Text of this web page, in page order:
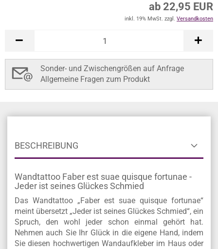
ab 22,95 EUR
inkl. 19% MwSt. zzgl. Versandkosten
Sonder- und Zwischengrößen auf Anfrage
Allgemeine Fragen zum Produkt
BESCHREIBUNG
Wandtattoo Faber est suae quisque fortunae -
Jeder ist seines Glückes Schmied
Das Wandtattoo „Faber est suae quisque fortunae“
meint übersetzt „Jeder ist seines Glückes Schmied“, ein
Spruch, den wohl jeder schon einmal gehört hat.
Nehmen auch Sie Ihr Glück in die eigene Hand, indem
Sie diesen hochwertigen Wandaufkleber im Haus oder